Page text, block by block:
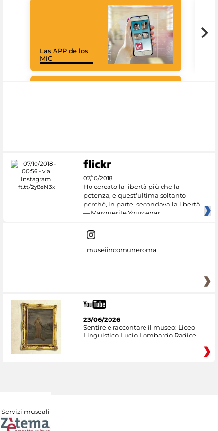
Las APP de los
MiC
07/10/2018
Ho cercato la libertà più che la
potenza, e quest'ultima soltanto
perché, in parte, secondava la libertà.
— Marguerite Yourcenar
museiincomuneroma
23/06/2026
Sentire e raccontare il museo: Liceo
Linguistico Lucio Lombardo Radice
Servizi museali